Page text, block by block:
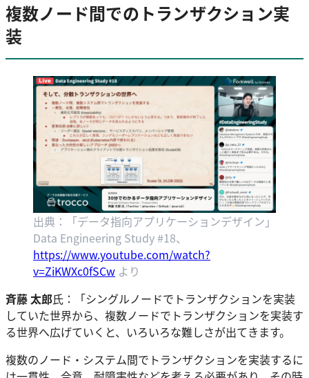
複数ノード間でのトランザクション実
装
出典：「データ指向アプリケーションデザイン」
Data Engineering Study #18、
https://www.youtube.com/watch?
v=ZiKWXc0fSCw より
斉藤 太郎氏：「シングルノードでトランザクションを実装
していた世界から、複数ノードでトランザクションを実装す
る世界へ広げていくと、いろいろな難しさが出てきます。
複数のノード・システム間でトランザクションを実装するに